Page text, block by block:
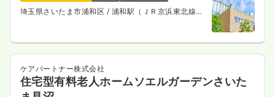
32.1万円〜/月 賞与3.7ヶ月
時間 8:30～17:30（休憩60分）
4週8休以上
埼玉県さいたま市浦和区 / 浦和駅（ＪＲ京浜東北線）
ケアパートナー株式会社
住宅型有料老人ホームソエルガーデンさいた